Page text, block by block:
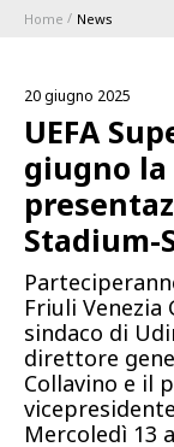
Serie A
Coppa Italia
Home News
20 giugno 2025
UEFA
giugno
Stadium-
Friuli Venezia
sindaco di
direttore
Collavino e il
Mercoledì 13